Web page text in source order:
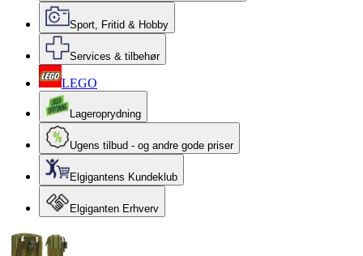
Sport, Fritid & Hobby
Services & tilbehør
LEGO
Lageroprydning
Ugens tilbud - og andre gode priser
Elgigantens Kundeklub
Elgiganten Erhverv